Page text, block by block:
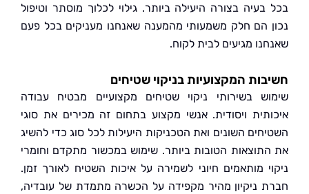
בצורה היעילה ביותר. גילוי לכלוך מוסתר וטיפול
הם חלק משמעותי מהמענה שאנחנו מעניקים בכל פעם
מגיעים לבית לקוח.
המקצועיות בניקוי שטיחים
בשירותי ניקוי שטיחים מקצועיים מבטיח עבודה
ויסודית. אנשי מקצוע בתחום זה מכירים את סוגי
השונים ואת הטכניקות היעילות לכל סוג כדי להשיג
הטובות ביותר. שימוש במכשור מתקדם וחומרי
מותאמים חיוני לשמירה על איכות השטיח לאורך זמן.
ניקיון מהיר מקפידה על הכשרה מתמדת של עובדיה,